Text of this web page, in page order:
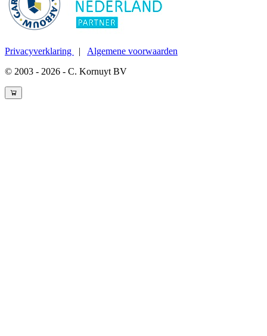
Privacyverklaring | Algemene voorwaarden
© 2003 - 2026 - C. Kornuyt BV